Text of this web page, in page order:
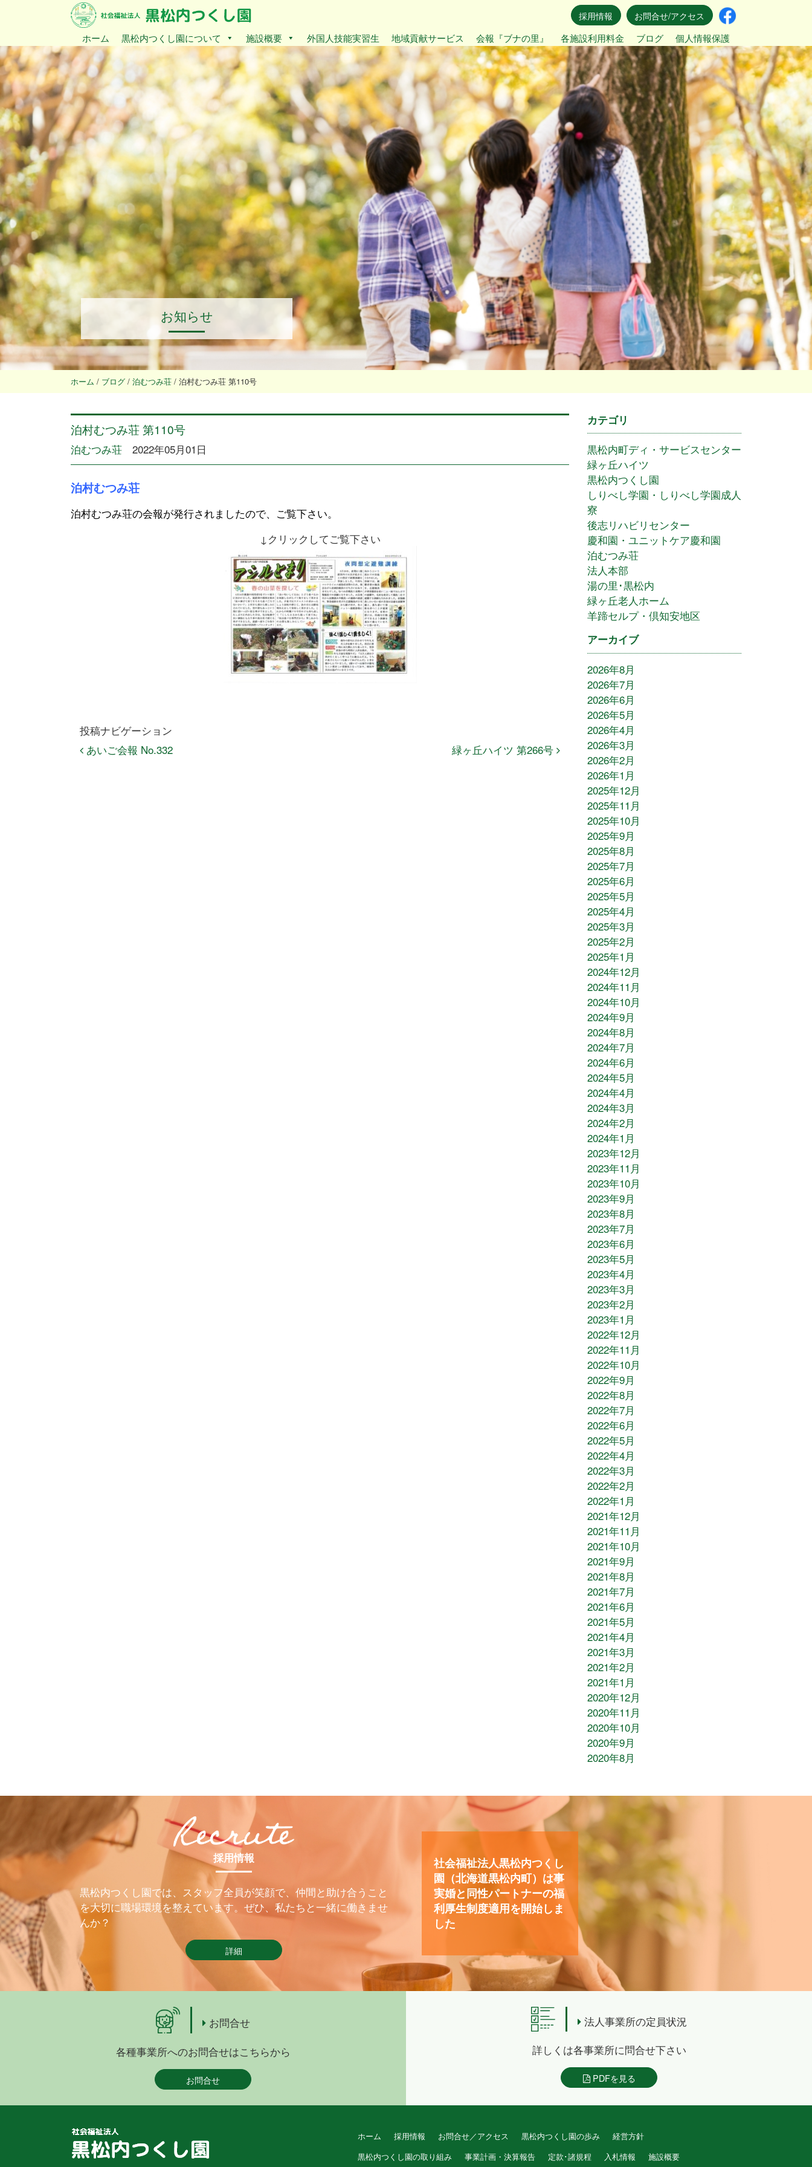
採用情報
お問合せ/アクセス
ホーム
黒松内つくし園について 施設概要 外国人技能実習生 地域貢献サービス 会報『ブナの里』 各施設利用料金 ブログ 個人情報保護
お知らせ
ホーム / ブログ / 泊むつみ荘 / 泊村むつみ荘 第110号
泊村むつみ荘 第110号
泊むつみ荘 2022年05月01日
泊村むつみ荘
泊村むつみ荘の会報が発行されましたので、ご覧下さい。
↓クリックしてご覧下さい
投稿ナビゲーション
あいご会報 No.332
緑ヶ丘ハイツ 第266号
カテゴリ
黒松内町ディ・サービスセンター
緑ヶ丘ハイツ
黒松内つくし園
しりべし学園・しりべし学園成人
寮
後志リハビリセンター
慶和園・ユニットケア慶和園
泊むつみ荘
法人本部
湯の里･黒松内
緑ヶ丘老人ホーム
羊蹄セルプ・倶知安地区
アーカイブ
2026年8月
2026年7月
2026年6月
2026年5月
2026年4月
2026年3月
2026年2月
2026年1月
2025年12月
2025年11月
2025年10月
2025年9月
2025年8月
2025年7月
2025年6月
2025年5月
2025年4月
2025年3月
2025年2月
2025年1月
2024年12月
2024年11月
2024年10月
2024年9月
2024年8月
2024年7月
2024年6月
2024年5月
2024年4月
2024年3月
2024年2月
2024年1月
2023年12月
2023年11月
2023年10月
2023年9月
2023年8月
2023年7月
2023年6月
2023年5月
2023年4月
2023年3月
2023年2月
2023年1月
2022年12月
2022年11月
2022年10月
2022年9月
2022年8月
2022年7月
2022年6月
2022年5月
2022年4月
2022年3月
2022年2月
2022年1月
2021年12月
2021年11月
2021年10月
2021年9月
2021年8月
2021年7月
2021年6月
2021年5月
2021年4月
2021年3月
2021年2月
2021年1月
2020年12月
2020年11月
2020年10月
2020年9月
2020年8月
採用情報
黒松内つくし園では、スタッフ全員が笑顔で、仲間と助け合うこと
を大切に職場環境を整えています。ぜひ、私たちと一緒に働きませ
んか？
詳細
社会福祉法人黒松内つくし
園（北海道黒松内町）は事
実婚と同性パートナーの福
利厚生制度適用を開始しま
した
お問合せ
各種事業所へのお問合せはこちらから
お問合せ
法人事業所の定員状況
詳しくは各事業所に問合せ下さい
PDFを見る
ホーム 採用情報 お問合せ／アクセス 黒松内つくし園の歩み
経営方針
黒松内つくし園の取り組み
事業計画・決算報告 定款･諸規程 入札情報 施設概要